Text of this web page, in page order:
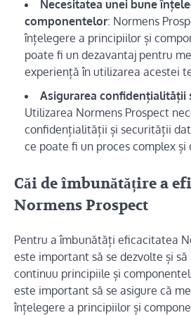
Necesitatea unei bune
componentelor: Normens
înțelegere a principiilor și
poate fi un dezavantaj pentru
experiență în utilizarea acestei
Asigurarea confidențialității
Utilizarea Normens Prospect
confidențialității și securității
ce poate fi un proces complex și
Căi de îmbunătățire a
Normens Prospect
Pentru a îmbunătăți eficacitatea
este important să se dezvolte și
continuu principiile și
este important să se asigure că
înțelegere a principiilor și